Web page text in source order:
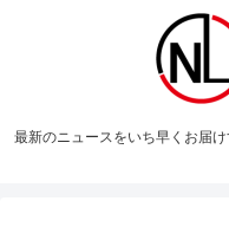
最新のニュースをいち早くお届